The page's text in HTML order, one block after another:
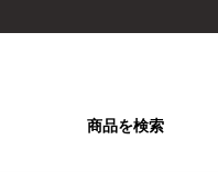
商品を検索